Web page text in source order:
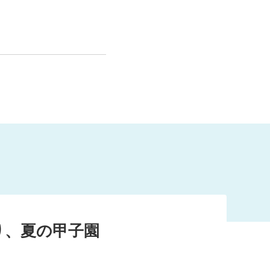
城大会を勝ち抜き、3
で、何が何でも掴み
れまで支えていただき
入学をしてきた世代で
ます！！
夏の甲子園